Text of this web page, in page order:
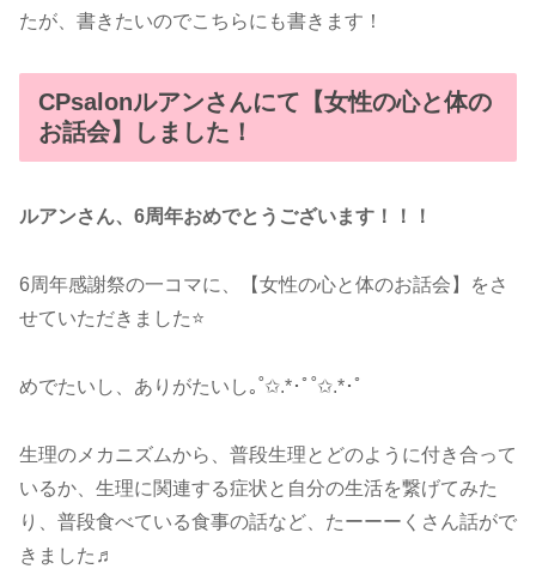
たが、書きたいのでこちらにも書きます！
CPsalonルアンさんにて【女性の心と体の
お話会】しました！
ルアンさん、6周年おめでとうございます！！！
6周年感謝祭の一コマに、【女性の心と体のお話会】をさ
せていただきました⭐
めでたいし、ありがたいし｡˚✩.*･ﾟ˚✩.*･ﾟ
生理のメカニズムから、普段生理とどのように付き合って
いるか、生理に関連する症状と自分の生活を繋げてみた
り、普段食べている食事の話など、たーーーくさん話がで
きました♬